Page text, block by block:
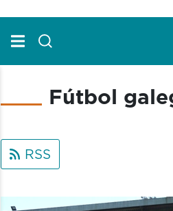
Fútbol
RSS